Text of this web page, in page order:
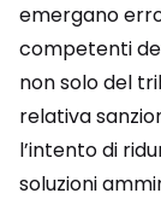
emergano
competenti
non solo del
relativa
l’intento di
soluzioni